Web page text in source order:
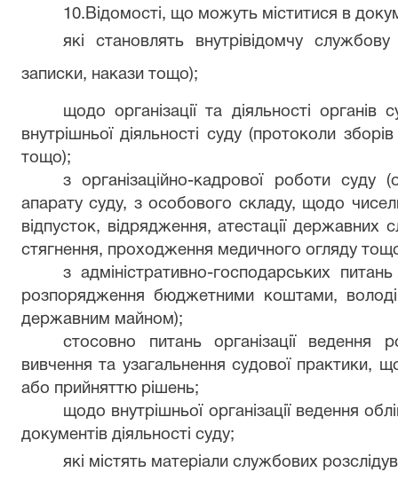
10. Відомості, що можуть міститися в
які становлять внутрівідомчу
записки, накази тощо);
щодо організації та діяльності
внутрішньої діяльності суду (протоколи
тощо);
з організаційно-кадрової роботи суду
апарату суду, з особового складу, щодо
відпусток, відрядження, атестації державних
стягнення, проходження медичного огляду
з адміністративно-господарських
розпорядження бюджетними коштами,
державним майном);
стосовно питань організації ведення
вивчення та узагальнення судової практики,
або прийняттю рішень;
щодо внутрішньої організації ведення
документів діяльності суду;
які містять матеріали службових